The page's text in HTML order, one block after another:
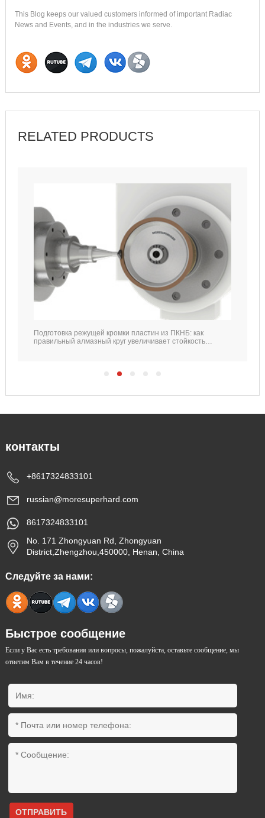
This Blog keeps our valued customers informed of important Radiac
News and Events, and in the industries we serve.
RELATED PRODUCTS
Подготовка режущей кромки пластин из ПКНБ: как
правильный алмазный круг увеличивает стойкость
контакты
+8617324833101
russian@moresuperhard.com
8617324833101
No. 171 Zhongyuan Rd, Zhongyuan
District,Zhengzhou,450000, Henan, China
Следуйте за нами:
Быстрое сообщение
Если у Вас есть требования или вопросы, пожалуйста, оставьте сообщение, мы
ответим Вам в течение 24 часов!
ОТПРАВИТЬ